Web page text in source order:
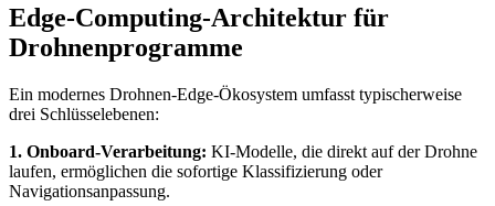
Edge-Computing-Architektur für
Drohnenprogramme
Ein modernes Drohnen-Edge-Ökosystem umfasst typischerweise
drei Schlüsselebenen:
1. Onboard-Verarbeitung: KI-Modelle, die direkt auf der Drohne
laufen, ermöglichen die sofortige Klassifizierung oder
Navigationsanpassung.